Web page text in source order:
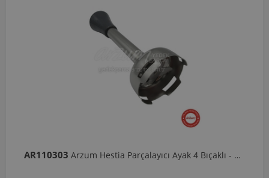
AR110303 Arzum Hestia Parçalayıcı Ayak 4 Bıçaklı - Gri